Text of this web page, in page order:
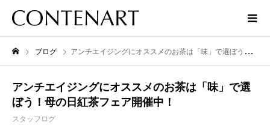
ブログ アンチエイジングにオススメのお茶は「味」で選ぼう！母の日紅茶フェア開催中！
アンチエイジングにオススメのお茶は「味」で選
ぼう！母の日紅茶フェア開催中！
スタッフログ